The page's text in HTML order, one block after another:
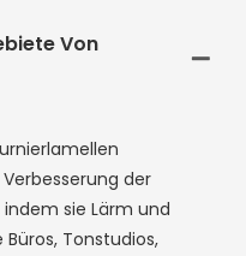
Von
der
sie Lärm und
Tonstudios,